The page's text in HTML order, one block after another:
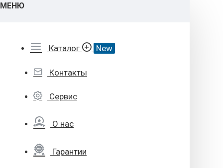
МЕНЮ
Каталог New
Контакты
Сервис
О нас
Гарантии